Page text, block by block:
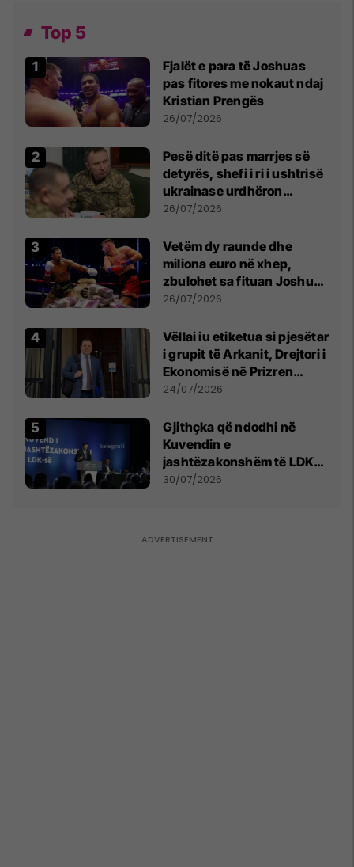
Top 5
Fjalët e para të Joshuas
pas fitores me nokaut ndaj
Kristian Prengës
26/07/2026
Pesë ditë pas marrjes së
detyrës, shefi i ri i ushtrisë
ukrainase urdhëron
kontroll të madh
26/07/2026
Vetëm dy raunde dhe
miliona euro në xhep,
zbulohet sa fituan Joshua
e Prenga
26/07/2026
Vëllai iu etiketua si pjesëtar
i grupit të Arkanit, Drejtori i
Ekonomisë në Prizren
mohon pretendimet
24/07/2026
Gjithçka që ndodhi në
Kuvendin e
jashtëzakonshëm të LDK-
së
30/07/2026